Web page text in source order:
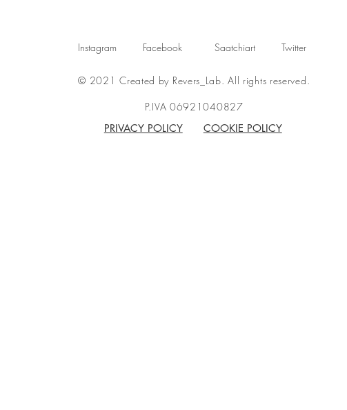
Instagram Facebook Saatchiart Twitter
© 2021 Created by Revers_Lab. All rights reserved.
P.IVA 06921040827
PRIVACY POLICY
COOKIE POLICY